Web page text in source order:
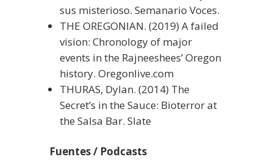
sus misterioso. Semanario Voces.
THE OREGONIAN. (2019) A failed
vision: Chronology of major
events in the Rajneeshees’ Oregon
history. Oregonlive.com
THURAS, Dylan. (2014) The
Secret’s in the Sauce: Bioterror at
the Salsa Bar. Slate
Fuentes / Podcasts